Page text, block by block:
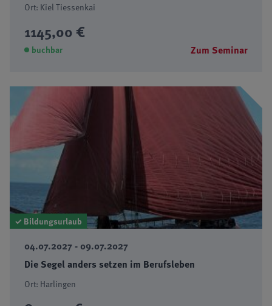
Ort: Kiel Tiessenkai
1145,00 €
buchbar Zum Seminar
✓ Bildungsurlaub
04.07.2027 - 09.07.2027
Die Segel anders setzen im Berufsleben
Ort: Harlingen